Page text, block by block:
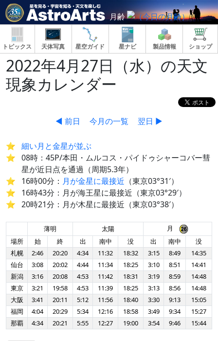
月齢
トピックス 天体写真 星空ガイド 星ナビ 製品情報 ショップ
2022年4月27日（水）の天文
現象カレンダー
◀ 前日 今月の一覧 翌日 ▶
細い月と金星が並ぶ
08時：45P/本田・ムルコス・パイドゥシャーコバー彗
星が近日点を通過（周期5.3年）
16時00分： 月が金星に最接近 （東京03°31′）
16時43分：月が海王星に最接近（東京03°29′）
20時21分：月が木星に最接近（東京03°38′）
薄明 太陽
月
場所
始 終 出 南中 没 出 南中
没
札幌
2:46 20:20 4:34 11:32 18:32 3:15 8:49
14:35
仙台
3:08 20:02 4:44 11:34 18:25 3:10 8:51
14:41
新潟
3:16 20:08 4:53 11:42 18:31 3:19 8:59
14:48
東京
3:21 19:58 4:53 11:39 18:25 3:13 8:56
14:48
大阪
3:41 20:11 5:12 11:56 18:40 3:30 9:13
15:05
福岡
4:04 20:29 5:34 12:16 18:58 3:49 9:34
15:27
那覇
4:34 20:21 5:55 12:27 19:00 3:54 9:46 15:44